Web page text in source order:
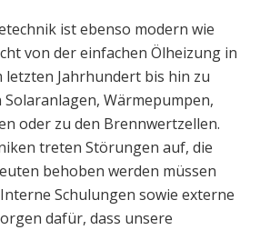
ist ebenso modern wie
von der einfachen Ölheizung in
letzten Jahrhundert bis hin zu
Wärmepumpen,
oder zu den Brennwertzellen.
treten Störungen auf, die
behoben werden müssen
Schulungen sowie externe
dafür, dass unsere